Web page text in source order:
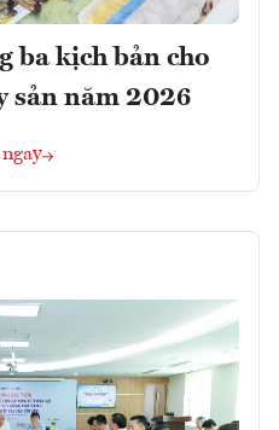
ba kịch bản cho
sản năm 2026